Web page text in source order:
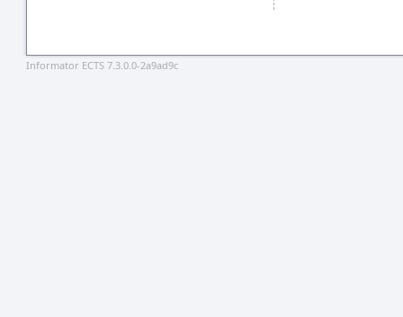
Informator ECTS 7.3.0.0-2a9ad9c